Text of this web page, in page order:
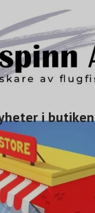
i butiken